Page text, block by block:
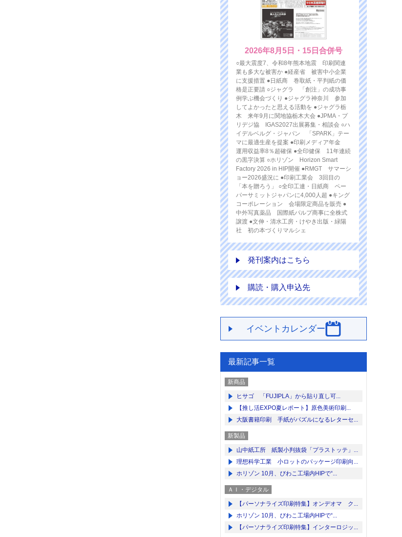
2026年8月5日・15日合併号
○最大震度7、令和8年熊本地震 印刷関連
業も多大な被害か ●経産省 被害中小企業
に支援措置 ●日紙商 巻取紙・平判紙の価
格是正要請 ○ジャグラ 「創注」の成功事
例学ぶ機会づくり ●ジャグラ神奈川 参加
してよかったと思える活動を ●ジャグラ栃
木 来年9月に関地協栃木大会 ●JPMA・プ
リデジ協 IGAS2027出展募集・相談会 ○ハ
イデルベルグ・ジャパン 「SPARK」テー
マに最適生産を提案 ●印刷メディア年金
運用収益率8％超確保 ●全印健保 11年連続
の黒字決算 ○ホリゾン Horizon Smart
Factory 2026 in HIP開催 ●RMGT サマーシ
ョー2026盛況に ●印刷工業会 3回目の
「本を贈ろう」 ○全印工連・日紙商 ペー
パーサミットジャパンに4,000人超 ●キング
コーポレーション 会場限定商品を販売 ●
中外写真薬品 国際紙パルプ商事に全株式
譲渡 ●文伸・清水工房・けやき出版・緑陽
社 初の本づくりマルシェ
発刊案内はこちら
購読・購入申込先
イベントカレンダー
最新記事一覧
新商品
ヒサゴ 「FUJIPLA」から貼り直し可...
【推し活EXPO夏レポート】原色美術印刷...
大阪書籍印刷 手紙がパズルになるレターセ...
新製品
山中紙工所 紙製小判抜袋「プラストッテ」...
理想科学工業 小ロットのパッケージ印刷向...
ホリゾン 10月、びわこ工場内HIPで“...
ＡＩ・デジタル
【パーソナライズ印刷特集】オンデオマ ク...
ホリゾン 10月、びわこ工場内HIPで“...
【パーソナライズ印刷特集】インターロジッ...